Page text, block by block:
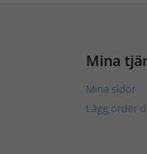
Mina
Mina sidor
Lägg order